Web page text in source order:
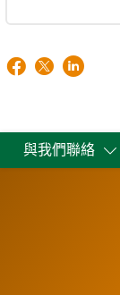
與我們聯絡